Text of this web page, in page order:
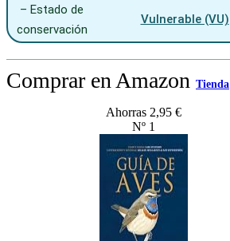
– Estado de
conservación
Vulnerable (VU)
Comprar en Amazon Tienda
Ahorras 2,95 €
Nº 1